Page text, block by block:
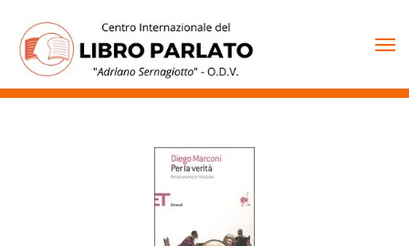
contenuto